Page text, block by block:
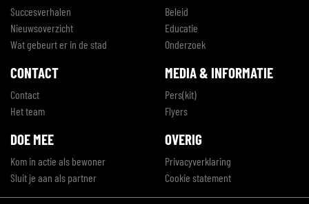
Succesverhalen
Nieuwsoverzicht
Wat gebeurt er in de stad
Beleid
Educatie
Onderzoek
CONTACT
Contact
Het team
MEDIA & INFORMATIE
Pers(kit)
Flyers
DOE MEE
Kom in actie als bewoner
Sluit je aan als partner
OVERIG
Privacyverklaring
Cookie statement